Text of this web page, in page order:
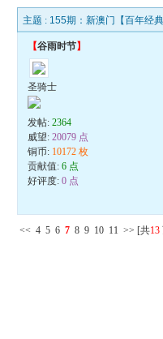
主题 : 155期：新澳门【百年经
【谷雨时节】
圣骑士
发帖:2364
威望:20079 点
铜币: 10172 枚
贡献值:6 点
好评度:0 点
<< 4 5 6 7 8 9 10 11 >> [共13